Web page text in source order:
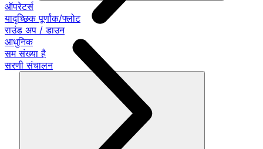
ऑपरेटर्स
यादृच्छिक पूर्णांक/फ्लोट
राउंड अप / डाउन
आधुनिक
सम संख्या है
सरणी संचालन